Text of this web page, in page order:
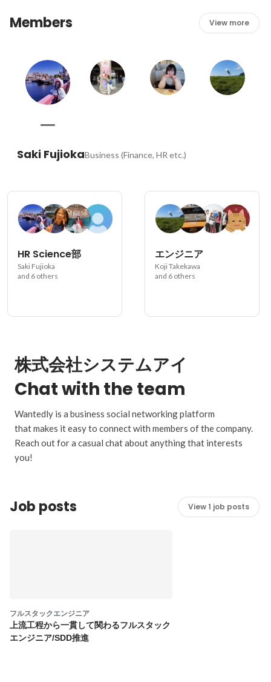
Members View more
Saki FujiokaBusiness (Finance, HR etc.)
HR Science部
Saki Fujioka
and 6 others
エンジニア
Koji Takekawa
and 6 others
株式会社システムアイ
Chat with the team
Wantedly is a business social networking platform
that makes it easy to connect with members of the company.
Reach out for a casual chat about anything that interests
you!
Job posts View 1 job posts
フルスタックエンジニア
上流工程から一貫して関わるフルスタック
エンジニア/SDD推進